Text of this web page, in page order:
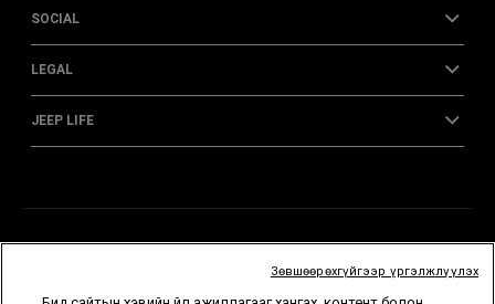
SOCIAL
LEGAL
JEEP LIFE
Зөвшөөрөхгүйгээр үргэлжлүүлэх